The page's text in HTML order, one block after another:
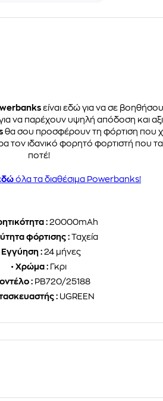
είναι εδώ για να σε
για να παρέχουν υψηλή απόδοση και
θα σου προσφέρουν τη φόρτιση που
ιδανικό φορητό φορτιστή που
ποτέ!
όλα τα διαθέσιμα Powerbanks!
: 20000mAh
φόρτισης :Ταχεία
Εγγύηση : 24 μήνες
• Χρώμα : Γκρι
:PB720/25188
: UGREEN